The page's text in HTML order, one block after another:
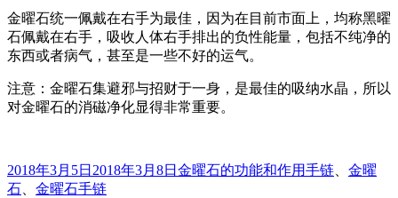
金曜石统一佩戴在右手为最佳，因为在目前市面上，均称黑曜
石佩戴在右手，吸收人体右手排出的负性能量，包括不纯净的
东西或者病气，甚至是一些不好的运气。
注意：金曜石集避邪与招财于一身，是最佳的吸纳水晶，所以
对金曜石的消磁净化显得非常重要。
发
布
2018年3月5日 2018年3月8日 分
金曜石的功能和作用标
手链
金曜
石
金曜石手链